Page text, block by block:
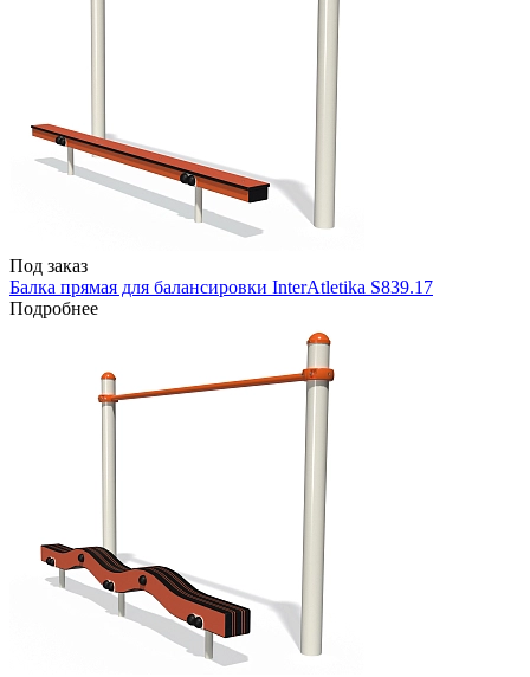
Под заказ
Балка прямая для балансировки InterAtletika S839.17
Подробнее